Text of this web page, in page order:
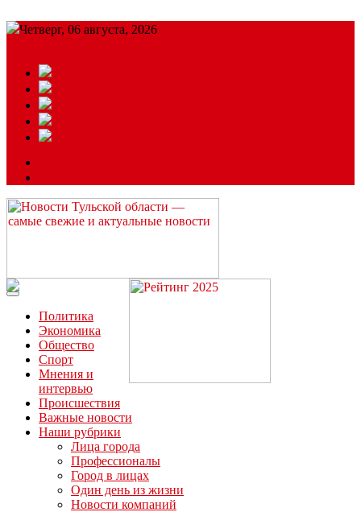
Четверг, 06 августа, 2026
Читайте последние новости дня в Тульской области на сайте
“ЗаНовомосковск”
Политика
Экономика
Общество
Спорт
Мнения и
интервью
Происшествия
Важные новости
Наши рубрики
Лица города
Профессионалы
Город в лицах
Один день из жизни
Новости компаний